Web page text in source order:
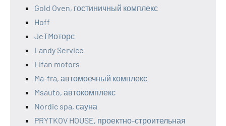
Gold Oven, гостиничный комплекс
Hoff
JeTMоторс
Landy Service
Lifan motors
Ma-fra, автомоечный комплекс
Msauto, автокомплекс
Nordic spa, сауна
PRYTKOV HOUSE, проектно-строительная